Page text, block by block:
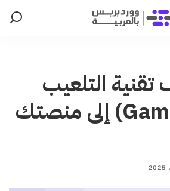
التلعيب
(Gamification) إلى منصتك